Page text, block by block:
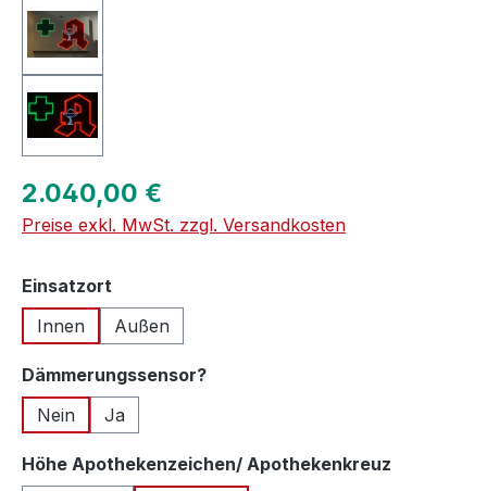
Regulärer Preis:
2.040,00 €
Preise exkl. MwSt. zzgl. Versandkosten
Einsatzort
Innen
Außen
Dämmerungssensor?auswählen
Nein
Ja
Höhe Apothekenzeichen/ Apothekenkreuz